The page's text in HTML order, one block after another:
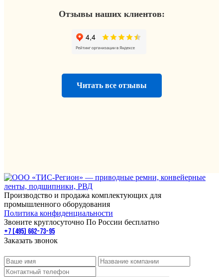
Отзывы наших клиентов:
Читать все отзывы
Производство и продажа комплектующих для
промышленного оборудования
Политика конфиденциальности
Звоните круглосуточно По России бесплатно
+7 (495) 662-73-95
Заказать звонок